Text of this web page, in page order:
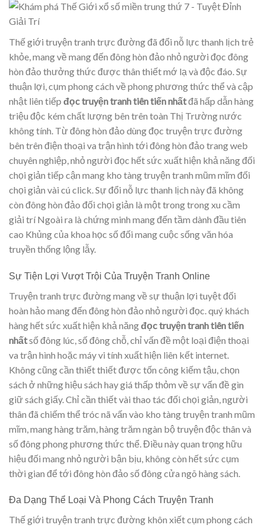
Thế giới truyện tranh trực đường đã đổi nỗ lực thanh lịch trẻ
khỏe, mang về mang đến đông hòn đảo nhỏ người đọc đông
hòn đảo thưởng thức được thân thiết mớ lạ và độc đáo. Sự
thuận lợi, cụm phong cách về phong phương thức thể và cập
nhật liên tiếp đọc truyện tranh tiên tiến nhấtđã hấp dẫn hàng
triệu độc kém chất lượng bên trên toàn Thị Trường nước
không tính. Từ đông hòn đảo dùng đọc truyện trực đường
bên trên điện thoại va trận hình tới đông hòn đảo trang web
chuyên nghiệp, nhỏ người đọc hết sức xuất hiện khả năng đối
chọi giản tiếp cận mang kho tàng truyện tranh mũm mĩm đối
chọi giản vài cú click. Sự đổi nỗ lực thanh lịch này đã không
còn đông hòn đảo đối chọi giản là một trong trong xu cầm
giải trí Ngoài ra là chứng minh mang đến tầm dành đầu tiên
cao Khủng của khoa học số đối mang cuộc sống văn hóa
truyền thống lộng lẫy.
Sự Tiện Lợi Vượt Trội Của Truyện Tranh Online
Truyện tranh trực đường mang về sự thuận lợi tuyệt đối
hoàn hảo mang đến đông hòn đảo nhỏ người đọc. quý khách
hàng hết sức xuất hiện khả năngđọc truyện tranh tiên tiến
nhấtsố đông lúc, số đông chỗ, chỉ vấn đề một loại điện thoại
va trận hình hoặc máy vi tính xuất hiện liên kết internet.
Không cũng cần thiết thiết được tốn công kiếm tậu, chọn
sách ở những hiệu sách hay giá thấp thỏm về sự vấn đề gìn
giữ sách giấy. Chỉ cần thiết vài thao tác đối chọi giản, người
thân đã chiếm thể tróc nã vấn vào kho tàng truyện tranh mũm
mĩm, mang hàng trăm, hàng trăm ngàn bộ truyện độc thân và
số đông phong phương thức thể. Điều này quan trọng hữu
hiệu đối mang nhỏ người bận bịu, không còn hết sức cụm
thời gian để tới đông hòn đảo số đông cửa ngõ hàng sách.
Đa Dạng Thể Loại Và Phong Cách Truyện Tranh
Thế giới truyện tranh trực đường khôn xiết cụm phong cách